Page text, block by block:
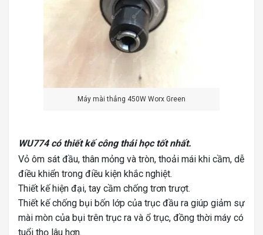
Máy mài thẳng 450W Worx Green
WU774 có thiết kế công thái học tốt nhất.
Vỏ ôm sát đầu, thân mỏng và tròn, thoải mái khi cầm, dễ
điều khiển trong điều kiện khắc nghiệt.
Thiết kế hiện đại, tay cầm chống trơn trượt.
Thiết kế chống bụi bốn lớp của trục đầu ra giúp giảm sự
mài mòn của bụi trên trục ra và ổ trục, đồng thời máy có
tuổi thọ lâu hơn.